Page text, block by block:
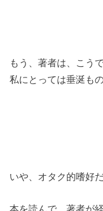
もう、著者は、こう
私にとっては垂涎も
いや、オタク的嗜好
本を読んで、著者が